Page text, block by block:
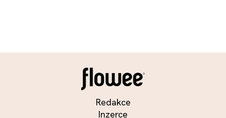
Redakce
Inzerce